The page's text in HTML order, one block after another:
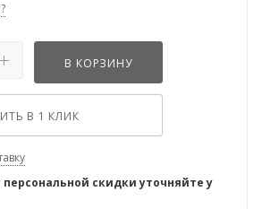
В КОРЗИНУ
В 1 КЛИК
персональной скидки уточняйте у